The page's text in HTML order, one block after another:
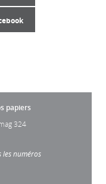
papiers
324
les numéros